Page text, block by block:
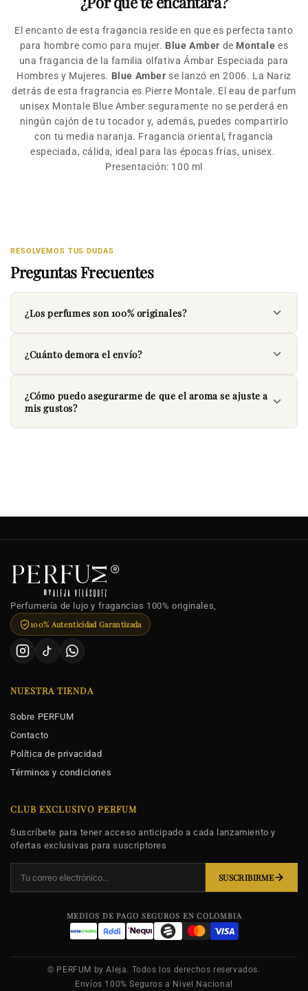
El encanto de esta fragancia reside en que es perfecta tanto
para hombre como para mujer. Blue Amber de Montale es
una fragancia de la familia olfativa Ámbar Especiada para
Hombres y Mujeres. Blue Amber se lanzó en 2006. La Nariz
detrás de esta fragrancia es Pierre Montale. El eau de parfum
unisex Montale Blue Amber seguramente no se perderá en
ningún cajón de tu tocador y, además, puedes compartirlo
con tu media naranja. Fragancia oriental, fragancia
especiada, cálida, ideal para las épocas frías, unisex.
Presentación: 100 ml
RESOLVEMOS TUS DUDAS
Preguntas Frecuentes
¿Los perfumes son 100% originales?
¿Cuánto demora el envío?
¿Cómo puedo asegurarme de que el aroma se ajuste a
mis gustos?
Perfumería de lujo y fragancias 100% originales,
100% Autenticidad Garantizada
NUESTRA TIENDA
Sobre PERFUM
Contacto
Política de privacidad
Términos y condiciones
CLUB EXCLUSIVO PERFUM
Suscríbete para tener acceso anticipado a cada lanzamiento y
ofertas exclusivas para suscriptores
SUSCRIBIRME
MEDIOS DE PAGO SEGUROS EN COLOMBIA
© PERFUM by Aleja. Todos los derechos reservados.
Envíos 100% Seguros a Nivel Nacional